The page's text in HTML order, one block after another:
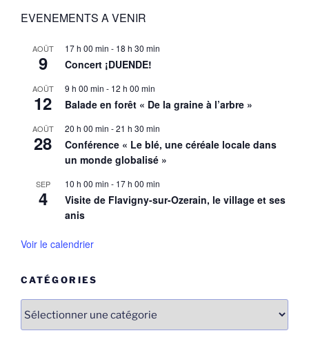
EVENEMENTS A VENIR
AOÛT
9
17 h 00 min - 18 h 30 min
Concert ¡DUENDE!
AOÛT
12
9 h 00 min - 12 h 00 min
Balade en forêt « De la graine à l’arbre »
AOÛT
28
20 h 00 min -21 h 30 min
Conférence « Le blé, une céréale locale dans
un monde globalisé »
SEP
4
10 h 00 min - 17 h 00 min
Visite de Flavigny-sur-Ozerain, le village et ses
anis
Voir le calendrier
CATÉGORIES